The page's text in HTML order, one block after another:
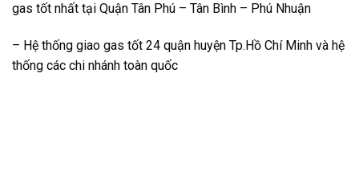
gas tốt nhất tại Quận Tân Phú – Tân Bình – Phú Nhuận
– Hệ thống giao gas tốt 24 quận huyện Tp.Hồ Chí Minh và hệ
thống các chi nhánh toàn quốc